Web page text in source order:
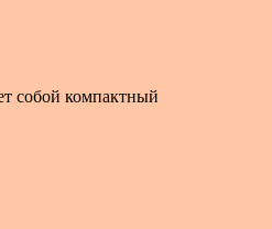
собой компактный